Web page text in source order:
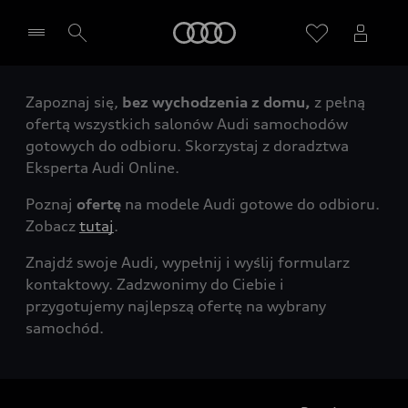
Wybierz Twojego Partnera Audi
Zapoznaj się, bez wychodzenia z domu, z pełną
ofertą wszystkich salonów Audi samochodów
gotowych do odbioru. Skorzystaj z doradztwa
Eksperta Audi Online.
Poznaj ofertę na modele Audi gotowe do odbioru.
Zobacz tutaj.
Znajdź swoje Audi, wypełnij i wyślij formularz
kontaktowy. Zadzwonimy do Ciebie i
przygotujemy najlepszą ofertę na wybrany
samochód.